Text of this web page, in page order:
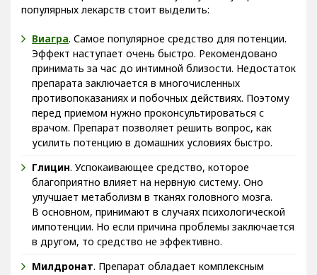
популярных лекарств стоит выделить:
Виагра. Самое популярное средство для потенции.
Эффект наступает очень быстро. Рекомендовано
принимать за час до интимной близости. Недостаток
препарата заключается в многочисленных
противопоказаниях и побочных действиях. Поэтому
перед приемом нужно проконсультироваться с
врачом. Препарат позволяет решить вопрос, как
усилить потенцию в домашних условиях быстро.
Глицин. Успокаивающее средство, которое
благоприятно влияет на нервную систему. Оно
улучшает метаболизм в тканях головного мозга.
В основном, принимают в случаях психологической
импотенции. Но если причина проблемы заключается
в другом, то средство не эффективно.
Милдронат. Препарат обладает комплексным